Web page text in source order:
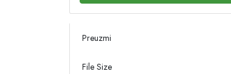
Preuzmi
File Size